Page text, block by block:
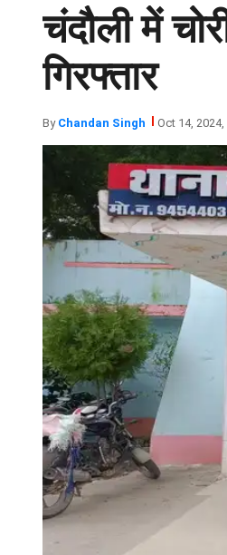
चंदौली में
गिरफ्तार
By Chandan Singh Oct 14,